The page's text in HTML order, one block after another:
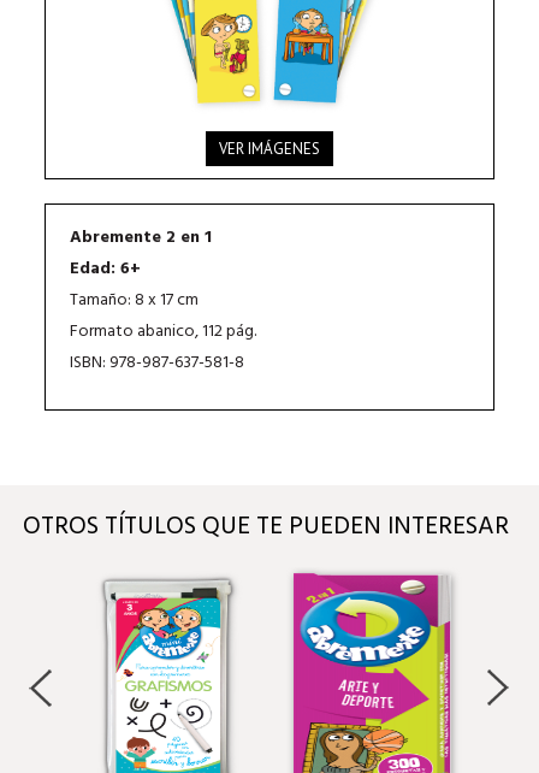
VER IMÁGENES
Abremente 2 en 1
Edad: 6+
Tamaño: 8 x 17 cm
Formato abanico, 112 pág.
ISBN: 978-987-637-581-8
OTROS TÍTULOS QUE TE PUEDEN INTERESAR